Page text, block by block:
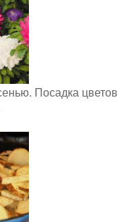
Посадка цветов